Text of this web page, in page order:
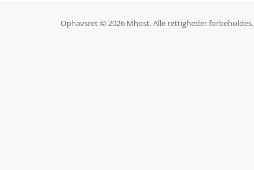
Ophavsret © 2026 Mhost. Alle rettigheder forbeholdes.